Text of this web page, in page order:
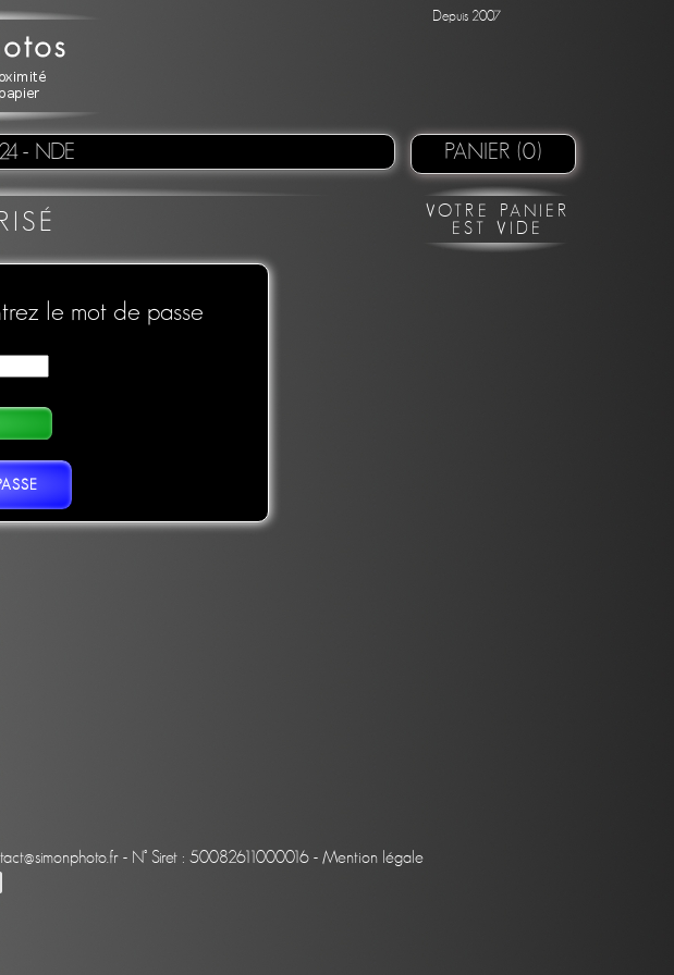
Depuis 2007
- NDE PANIER (0)
le mot de passe
VOTRE PANIER
EST VIDE
- N° Siret : 50082611000016 - Mention légale